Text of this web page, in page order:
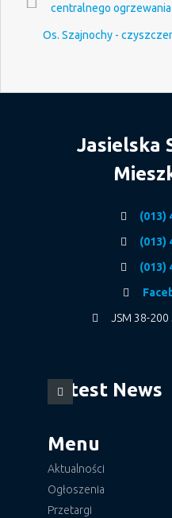
centralnego ogrzewania
Os. Szajnochy -
Jasielska
(013)
(013)
(013)
JSM 38-200
Latest News
Menu
Aktualności
Ogłoszenia
Przetargi